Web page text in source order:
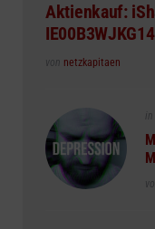
Aktienkauf:
IE00B3WJKG14
Posted
von netzkapitaen
in
in